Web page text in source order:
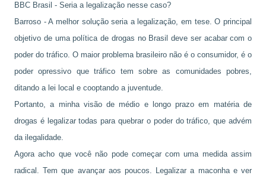
BBC Brasil - Seria a legalização nesse caso?
Barroso - A melhor solução seria a legalização, em tese. O principal
objetivo de uma política de drogas no Brasil deve ser acabar com o
poder do tráfico. O maior problema brasileiro não é o consumidor, é o
poder opressivo que tráfico tem sobre as comunidades pobres,
ditando a lei local e cooptando a juventude.
Portanto, a minha visão de médio e longo prazo em matéria de
drogas é legalizar todas para quebrar o poder do tráfico, que advém
da ilegalidade.
Agora acho que você não pode começar com uma medida assim
radical. Tem que avançar aos poucos. Legalizar a maconha e ver